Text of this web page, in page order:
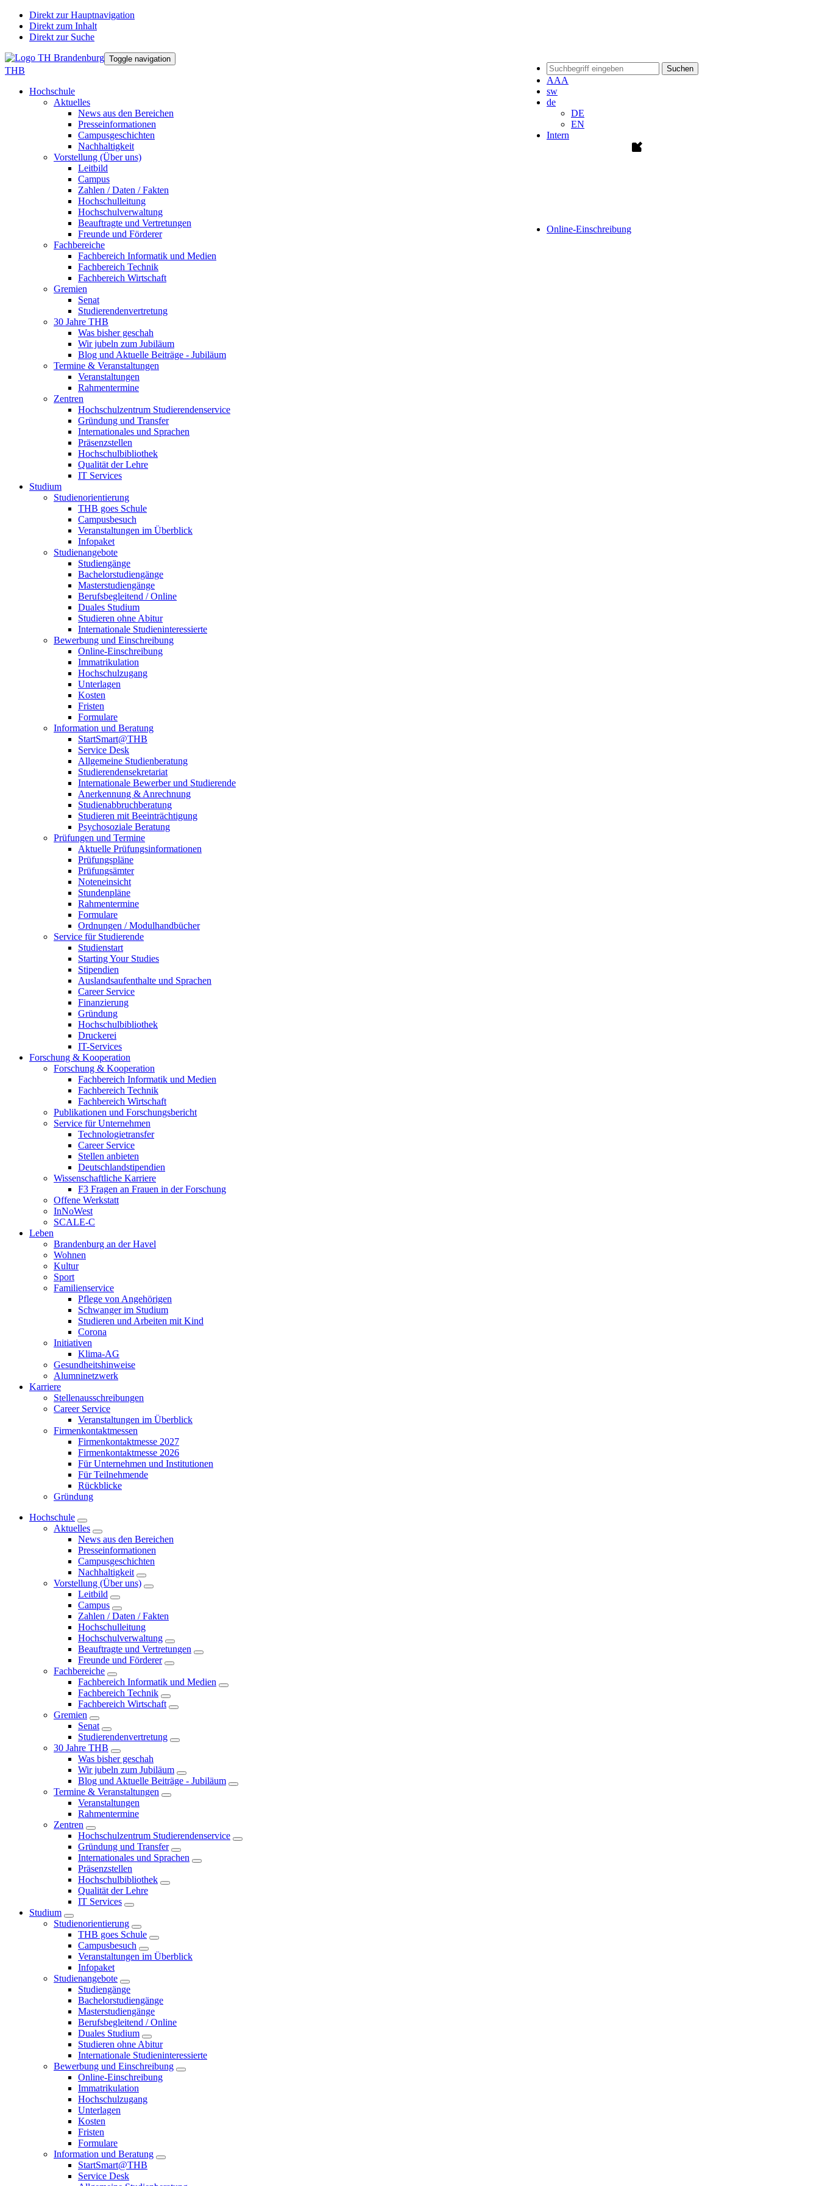
Direkt zur Hauptnavigation
Direkt zum Inhalt
Direkt zur Suche
Suchen
AAA
sw
de
DE
EN
Intern
Online-Einschreibung
Toggle navigation
THB
Hochschule
Aktuelles
News aus den Bereichen
Presseinformationen
Campusgeschichten
Nachhaltigkeit
Vorstellung (Über uns)
Leitbild
Campus
Zahlen / Daten / Fakten
Hochschulleitung
Hochschulverwaltung
Beauftragte und Vertretungen
Freunde und Förderer
Fachbereiche
Fachbereich Informatik und Medien
Fachbereich Technik
Fachbereich Wirtschaft
Gremien
Senat
Studierendenvertretung
30 Jahre THB
Was bisher geschah
Wir jubeln zum Jubiläum
Blog und Aktuelle Beiträge - Jubiläum
Termine & Veranstaltungen
Veranstaltungen
Rahmentermine
Zentren
Hochschulzentrum Studierendenservice
Gründung und Transfer
Internationales und Sprachen
Präsenzstellen
Hochschulbibliothek
Qualität der Lehre
IT Services
Studium
Studienorientierung
THB goes Schule
Campusbesuch
Veranstaltungen im Überblick
Infopaket
Studienangebote
Studiengänge
Bachelorstudiengänge
Masterstudiengänge
Berufsbegleitend / Online
Duales Studium
Studieren ohne Abitur
Internationale Studieninteressierte
Bewerbung und Einschreibung
Online-Einschreibung
Immatrikulation
Hochschulzugang
Unterlagen
Kosten
Fristen
Formulare
Information und Beratung
StartSmart@THB
Service Desk
Allgemeine Studienberatung
Studierendensekretariat
Internationale Bewerber und Studierende
Anerkennung & Anrechnung
Studienabbruchberatung
Studieren mit Beeinträchtigung
Psychosoziale Beratung
Prüfungen und Termine
Aktuelle Prüfungsinformationen
Prüfungspläne
Prüfungsämter
Noteneinsicht
Stundenpläne
Rahmentermine
Formulare
Ordnungen / Modulhandbücher
Service für Studierende
Studienstart
Starting Your Studies
Stipendien
Auslandsaufenthalte und Sprachen
Career Service
Finanzierung
Gründung
Hochschulbibliothek
Druckerei
IT-Services
Forschung & Kooperation
Forschung & Kooperation
Fachbereich Informatik und Medien
Fachbereich Technik
Fachbereich Wirtschaft
Publikationen und Forschungsbericht
Service für Unternehmen
Technologietransfer
Career Service
Stellen anbieten
Deutschlandstipendien
Wissenschaftliche Karriere
F3 Fragen an Frauen in der Forschung
Offene Werkstatt
InNoWest
SCALE-C
Leben
Brandenburg an der Havel
Wohnen
Kultur
Sport
Familienservice
Pflege von Angehörigen
Schwanger im Studium
Studieren und Arbeiten mit Kind
Corona
Initiativen
Klima-AG
Gesundheitshinweise
Alumninetzwerk
Karriere
Stellenausschreibungen
Career Service
Veranstaltungen im Überblick
Firmenkontaktmessen
Firmenkontaktmesse 2027
Firmenkontaktmesse 2026
Für Unternehmen und Institutionen
Für Teilnehmende
Rückblicke
Gründung
Hochschule
Aktuelles
News aus den Bereichen
Presseinformationen
Campusgeschichten
Nachhaltigkeit
Vorstellung (Über uns)
Leitbild
Campus
Zahlen / Daten / Fakten
Hochschulleitung
Hochschulverwaltung
Beauftragte und Vertretungen
Freunde und Förderer
Fachbereiche
Fachbereich Informatik und Medien
Fachbereich Technik
Fachbereich Wirtschaft
Gremien
Senat
Studierendenvertretung
30 Jahre THB
Was bisher geschah
Wir jubeln zum Jubiläum
Blog und Aktuelle Beiträge - Jubiläum
Termine & Veranstaltungen
Veranstaltungen
Rahmentermine
Zentren
Hochschulzentrum Studierendenservice
Gründung und Transfer
Internationales und Sprachen
Präsenzstellen
Hochschulbibliothek
Qualität der Lehre
IT Services
Studium
Studienorientierung
THB goes Schule
Campusbesuch
Veranstaltungen im Überblick
Infopaket
Studienangebote
Studiengänge
Bachelorstudiengänge
Masterstudiengänge
Berufsbegleitend / Online
Duales Studium
Studieren ohne Abitur
Internationale Studieninteressierte
Bewerbung und Einschreibung
Online-Einschreibung
Immatrikulation
Hochschulzugang
Unterlagen
Kosten
Fristen
Formulare
Information und Beratung
StartSmart@THB
Service Desk